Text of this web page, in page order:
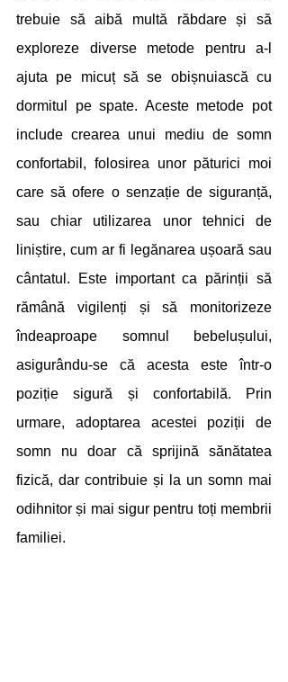
trebuie să aibă multă răbdare și să
exploreze diverse metode pentru a-l
ajuta pe micuț să se obișnuiască cu
dormitul pe spate. Aceste metode pot
include crearea unui mediu de somn
confortabil, folosirea unor păturici moi
care să ofere o senzație de siguranță,
sau chiar utilizarea unor tehnici de
liniștire, cum ar fi legănarea ușoară sau
cântatul. Este important ca părinții să
rămână vigilenți și să monitorizeze
îndeaproape somnul bebelușului,
asigurându-se că acesta este într-o
poziție sigură și confortabilă. Prin
urmare, adoptarea acestei poziții de
somn nu doar că sprijină sănătatea
fizică, dar contribuie și la un somn mai
odihnitor și mai sigur pentru toți membrii
familiei.